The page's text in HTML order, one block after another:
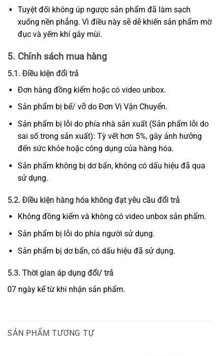
Tuyệt đối không úp ngược sản phẩm đã làm sạch
xuống nền phẳng. Vì điều này sẽ dễ khiến sản phẩm mờ
đục và yếm khí gây mùi.
5. Chính sách mua hàng
5.1. Điều kiện đổi trả
Đơn hàng đồng kiểm hoặc có video unbox.
Sản phẩm bị bể/ vỡ do Đơn Vị Vận Chuyển.
Sản phẩm bị lỗi do phía nhà sản xuất (Sản phẩm lỗi do
sai số trong sản xuất): Tỳ vết hơn 5%, gây ảnh hưởng
đến sức khỏe hoặc công dụng của hàng hóa.
Sản phẩm không bị dơ bẩn, không có dấu hiệu đã qua
sử dụng.
5.2. Điều kiện hàng hóa không đạt yêu cầu đổi trả
Không đồng kiểm và không có video unbox sản phẩm.
Sản phẩm bị lỗi do phía người sử dụng.
Sản phẩm bị dơ bẩn, có dấu hiệu đã sử dụng.
5.3. Thời gian áp dụng đổi/ trả
07 ngày kể từ khi nhận sản phẩm.
SẢN PHẨM TƯƠNG TỰ